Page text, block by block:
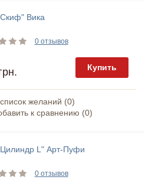
Вика
0 отзывов
Купить
желаний (0)
к сравнению (0)
L" Арт-Пуфи
0 отзывов